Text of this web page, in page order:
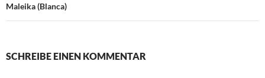
Maleika (Blanca)
SCHREIBE EINEN KOMMENTAR